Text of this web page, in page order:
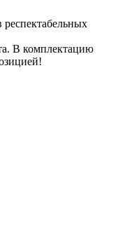
В комплектацию